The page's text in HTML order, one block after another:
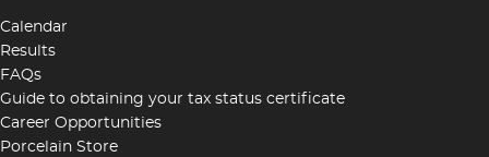
Calendar
Results
FAQs
Guide to obtaining your tax status certificate
Career Opportunities
Porcelain Store